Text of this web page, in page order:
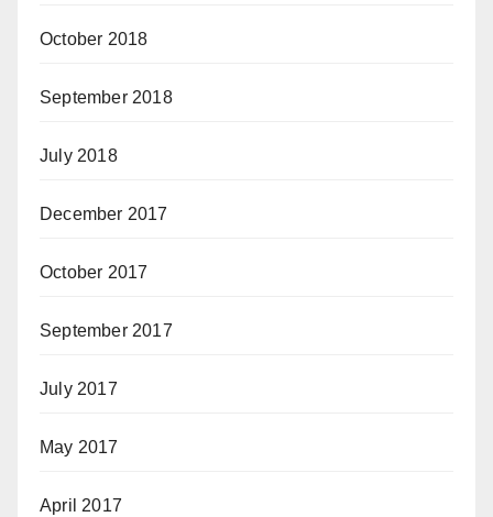
October 2018
September 2018
July 2018
December 2017
October 2017
September 2017
July 2017
May 2017
April 2017